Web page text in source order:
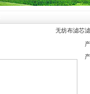
无纺布滤芯